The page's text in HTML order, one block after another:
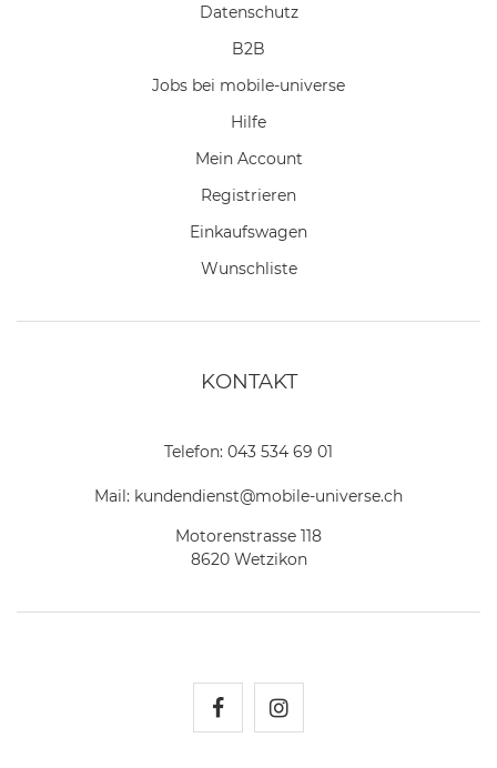
Datenschutz
B2B
Jobs bei mobile-universe
Hilfe
Mein Account
Registrieren
Einkaufswagen
Wunschliste
KONTAKT
Telefon: 043 534 69 01
Mail: kundendienst@mobile-universe.ch
Motorenstrasse 118
8620 Wetzikon